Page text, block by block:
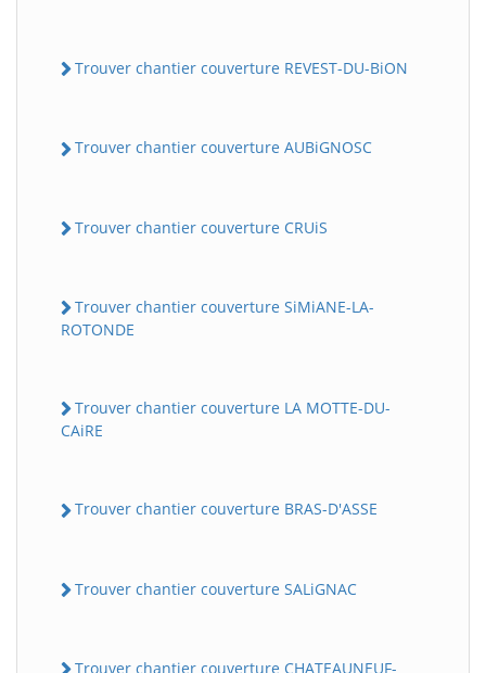
Trouver chantier couverture REVEST-DU-BiON
Trouver chantier couverture AUBiGNOSC
Trouver chantier couverture CRUiS
Trouver chantier couverture SiMiANE-LA-
ROTONDE
Trouver chantier couverture LA MOTTE-DU-
CAiRE
Trouver chantier couverture BRAS-D'ASSE
Trouver chantier couverture SALiGNAC
Trouver chantier couverture CHATEAUNEUF-